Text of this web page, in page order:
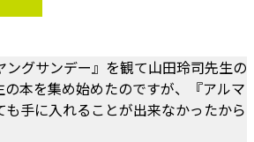
ングサンデー』を観て山田玲司先生の
の本を集め始めたのですが、『アルマ
手に入れることが出来なかったから